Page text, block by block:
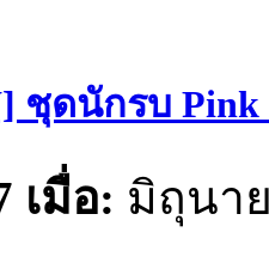
ชุดนักรบ
เมื่อ: มิถุนา